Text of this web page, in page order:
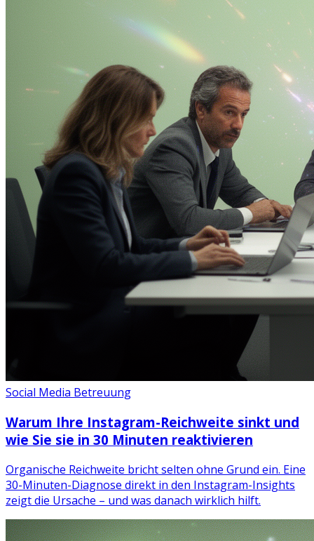
Social Media Betreuung
Warum Ihre Instagram-Reichweite sinkt und
wie Sie sie in 30 Minuten reaktivieren
Organische Reichweite bricht selten ohne Grund ein. Eine
30-Minuten-Diagnose direkt in den Instagram-Insights
zeigt die Ursache – und was danach wirklich hilft.